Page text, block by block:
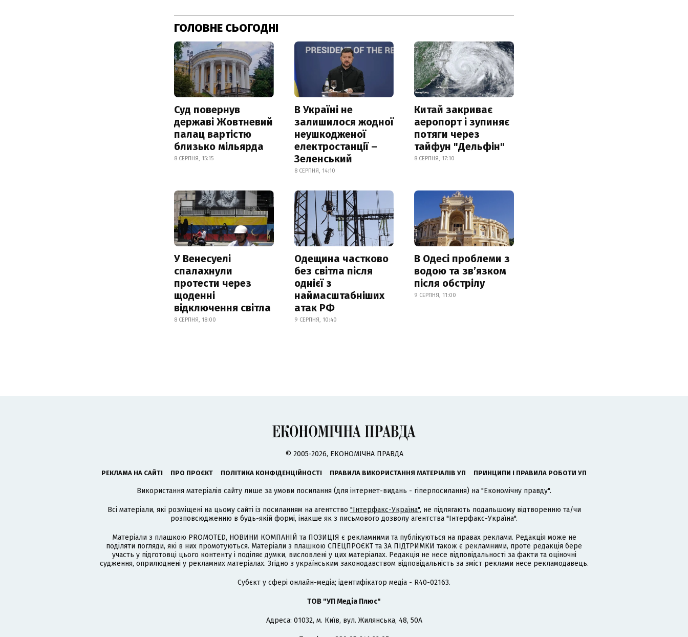
ГОЛОВНЕ СЬОГОДНІ
Суд повернув
державі Жовтневий
палац вартістю
близько мільярда
8 СЕРПНЯ, 15:15
В Україні не
залишилося жодної
неушкодженої
електростанції –
Зеленський
8 СЕРПНЯ, 14:10
Китай закриває
аеропорт і зупиняє
потяги через
тайфун "Дельфін"
8 СЕРПНЯ, 17:10
У Венесуелі
спалахнули
протести через
щоденні
відключення світла
8 СЕРПНЯ, 18:00
Одещина частково
без світла після
однієї з
наймасштабніших
атак РФ
9 СЕРПНЯ, 10:40
В Одесі проблеми з
водою та звʼязком
після обстрілу
9 СЕРПНЯ, 11:00
© 2005-2026, ЕКОНОМІЧНА ПРАВДА
РЕКЛАМА НА САЙТІ ПРО ПРОЄКТ ПОЛІТИКА КОНФІДЕНЦІЙНОСТІ ПРАВИЛА ВИКОРИСТАННЯ МАТЕРІАЛІВ УП ПРИНЦИПИ І ПРАВИЛА РОБОТИ УП
Використання матеріалів сайту лише за умови посилання (для інтернет-видань - гіперпосилання) на "Економічну правду".
Всі матеріали, які розміщені на цьому сайті із посиланням на агентство "Інтерфакс-Україна", не підлягають подальшому відтворенню та/чи
розповсюдженню в будь-якій формі, інакше як з письмового дозволу агентства "Інтерфакс-Україна".
Матеріали з плашкою PROMOTED, НОВИНИ КОМПАНІЙ та ПОЗИЦІЯ є рекламними та публікуються на правах реклами. Редакція може не
поділяти погляди, які в них промотуються. Матеріали з плашкою СПЕЦПРОЄКТ та ЗА ПІДТРИМКИ також є рекламними, проте редакція бере
участь у підготовці цього контенту і поділяє думки, висловлені у цих матеріалах. Редакція не несе відповідальності за факти та оціночні
судження, оприлюднені у рекламних матеріалах. Згідно з українським законодавством відповідальність за зміст реклами несе рекламодавець.
Cубєкт у сфері онлайн-медіа; ідентифікатор медіа - R40-02163.
ТОВ "УП Медіа Плюс"
Адреса: 01032, м. Київ, вул. Жилянська, 48, 50А